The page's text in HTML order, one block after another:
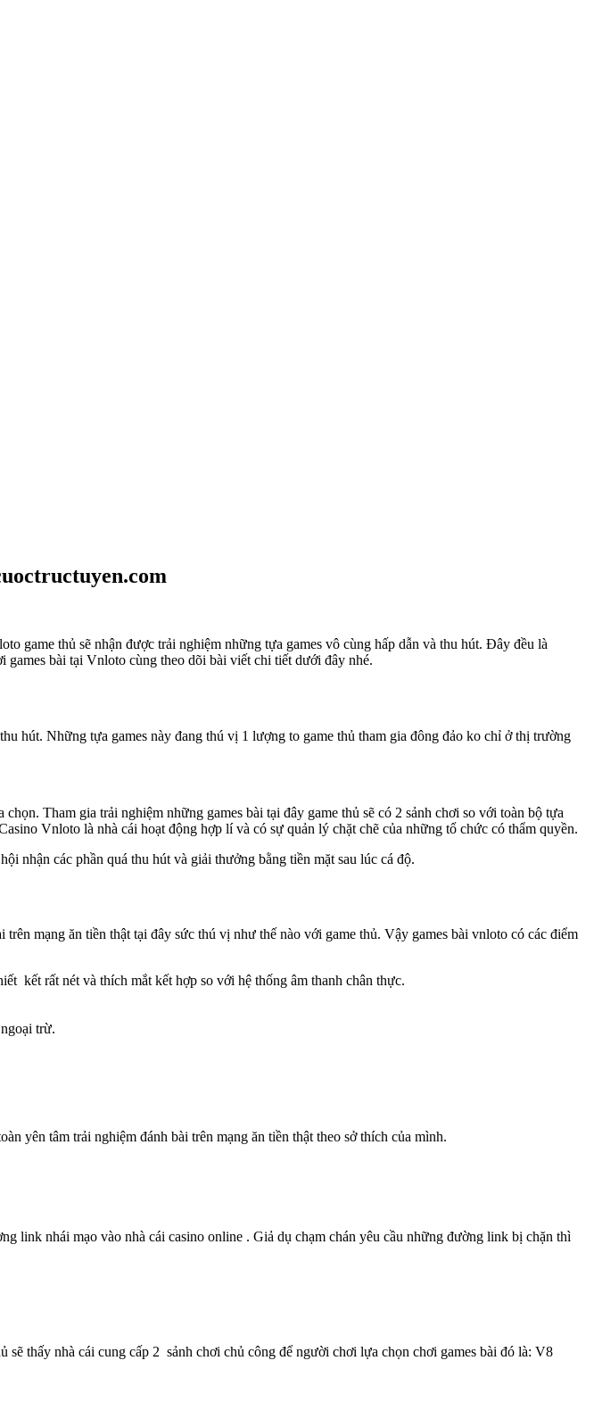
game thủ sẽ nhận được trải nghiệm những tựa games vô cùng hấp dẫn và thu hút. Đây đều là
bài tại Vnloto cùng theo dõi bài viết chi tiết dưới đây nhé.
hút. Những tựa games này đang thú vị 1 lượng to game thủ tham gia đông đảo ko chỉ ở thị trường
Tham gia trải nghiệm những games bài tại đây game thủ sẽ có 2 sảnh chơi so với toàn bộ tựa
Vnloto là nhà cái hoạt động hợp lí và có sự quản lý chặt chẽ của những tổ chức có thẩm quyền.
nhận các phần quá thu hút và giải thưởng bằng tiền mặt sau lúc cá độ.
mạng ăn tiền thật tại đây sức thú vị như thế nào với game thủ. Vậy games bài vnloto có các điểm
kết rất nét và thích mắt kết hợp so với hệ thống âm thanh chân thực.
trừ.
yên tâm trải nghiệm đánh bài trên mạng ăn tiền thật theo sở thích của mình.
link nhái mạo vào nhà cái casino online . Giả dụ chạm chán yêu cầu những đường link bị chặn thì
sẽ thấy nhà cái cung cấp 2 sảnh chơi chủ công để người chơi lựa chọn chơi games bài đó là: V8